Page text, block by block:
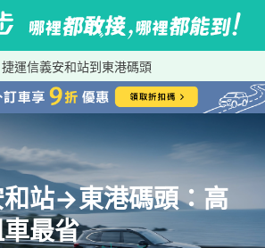
捷運信義安和站到東港碼頭
站→東港碼頭：高
最省